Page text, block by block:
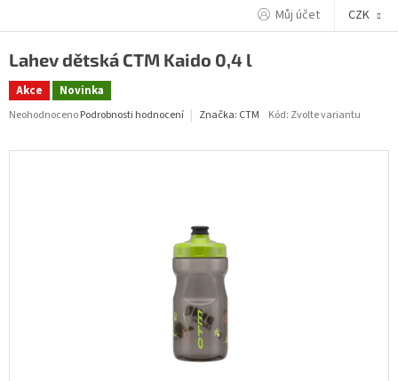
Můj účet CZK
Lahev dětská CTM Kaido 0,4 l
Akce Novinka
Průměrné
NeohodnocenoPodrobnosti hodnocení Značka: CTM Kód: Zvolte variantu